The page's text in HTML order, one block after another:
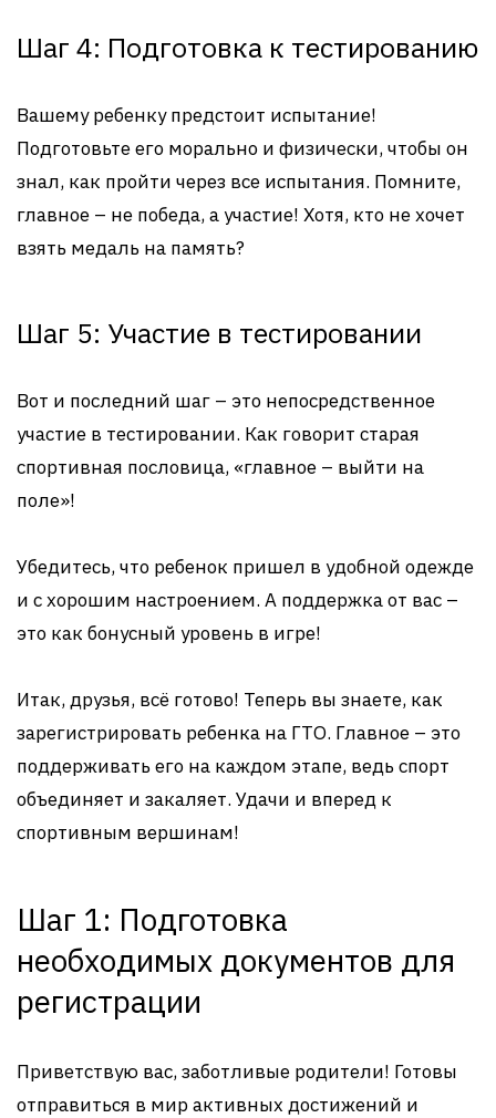
Шаг 4: Подготовка к тестированию
Вашему ребенку предстоит испытание!
Подготовьте его морально и физически, чтобы он
знал, как пройти через все испытания. Помните,
главное – не победа, а участие! Хотя, кто не хочет
взять медаль на память?
Шаг 5: Участие в тестировании
Вот и последний шаг – это непосредственное
участие в тестировании. Как говорит старая
спортивная пословица, «главное – выйти на
поле»!
Убедитесь, что ребенок пришел в удобной одежде
и с хорошим настроением. А поддержка от вас –
это как бонусный уровень в игре!
Итак, друзья, всё готово! Теперь вы знаете, как
зарегистрировать ребенка на ГТО. Главное – это
поддерживать его на каждом этапе, ведь спорт
объединяет и закаляет. Удачи и вперед к
спортивным вершинам!
Шаг 1: Подготовка
необходимых документов для
регистрации
Приветствую вас, заботливые родители! Готовы
отправиться в мир активных достижений и